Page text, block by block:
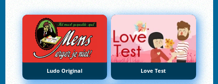
Ludo Original Love Test